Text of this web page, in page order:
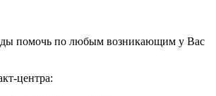
помочь по любым возникающим у Вас
центра: